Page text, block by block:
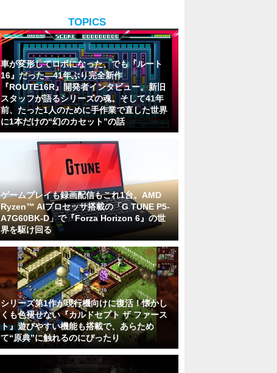
TOPICS
車が変形してロボになった、でも『ルート
16』だった―41年ぶり完全新作
『ROUTE16R』開発者インタビュー。新旧
スタッフが語るシリーズの魂。そして41年
前、たった1人のために手作業で直した世界
に1本だけの“幻のカセット”の話
ゲームプレイも録画配信もこれ1台。AMD
Ryzen™ AIプロセッサ搭載の「G TUNE P5-
A7G60BK-D」で『Forza Horizon 6』の世
界を駆け回る
シリーズ第1作が現行機向けに復活！懐かし
くも色褪せない『カルドセプト ザ ファース
ト』遊びやすい機能も搭載で、あらため
て“原典”に触れるのにぴったり